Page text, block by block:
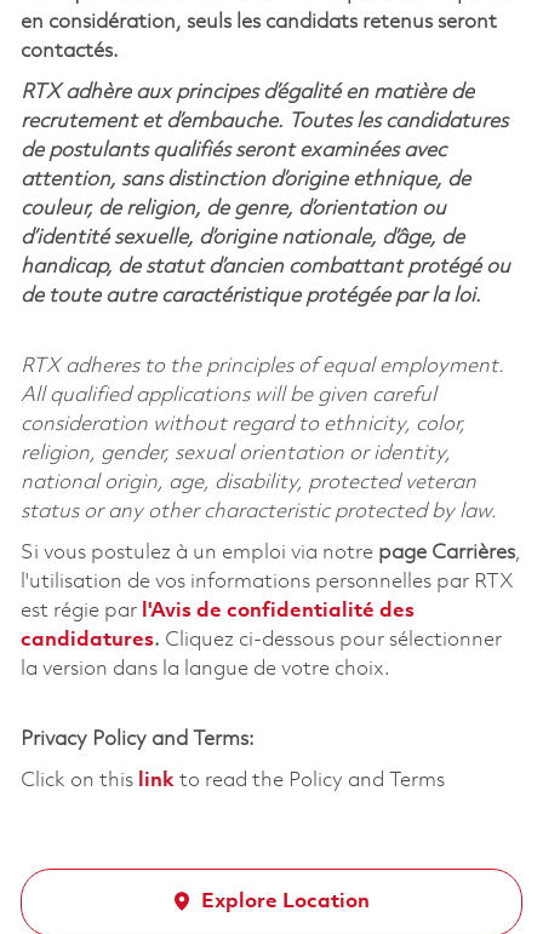
en considération, seuls les candidats retenus seront
contactés.
RTX adhère aux principes d’égalité en matière de
recrutement et d’embauche. Toutes les candidatures
de postulants qualifiés seront examinées avec
attention, sans distinction d’origine ethnique, de
couleur, de religion, de genre, d’orientation ou
d’identité sexuelle, d’origine nationale, d’âge, de
handicap, de statut d’ancien combattant protégé ou
de toute autre caractéristique protégée par la loi.
RTX adheres to the principles of equal employment.
All qualified applications will be given careful
consideration without regard to ethnicity, color,
religion, gender, sexual orientation or identity,
national origin, age, disability, protected veteran
status or any other characteristic protected by law.
Si vous postulez à un emploi via notre page Carrières,
l'utilisation de vos informations personnelles par RTX
est régie par l'Avis de confidentialité des
candidatures. Cliquez ci-dessous pour sélectionner
la version dans la langue de votre choix.
Privacy Policy and Terms:
Click on this linkto read the Policy and Terms
Explore Location